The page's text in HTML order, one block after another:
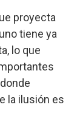
proyecta
tiene ya
lo que
la ilusión es